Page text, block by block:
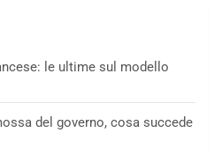
le ultime sul modello
del governo, cosa succede